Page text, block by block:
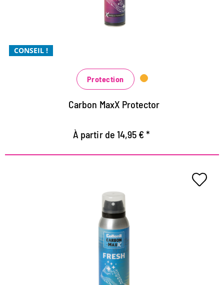
CONSEIL !
Protection contre la saleté Xtra
Xtra économique, doit être appliqué moins souvent
Protection
Carbon MaxX Protector
À partir de 14,95 € *
Technologie CB 2.0 pour une
fraîcheur maximale
Absorbe efficacement les molécules odorantes grâce